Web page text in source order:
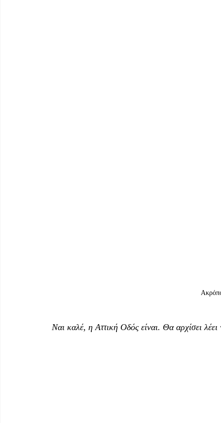
Ναι καλέ, η Αττική Οδός είναι. Θα αρχίσει